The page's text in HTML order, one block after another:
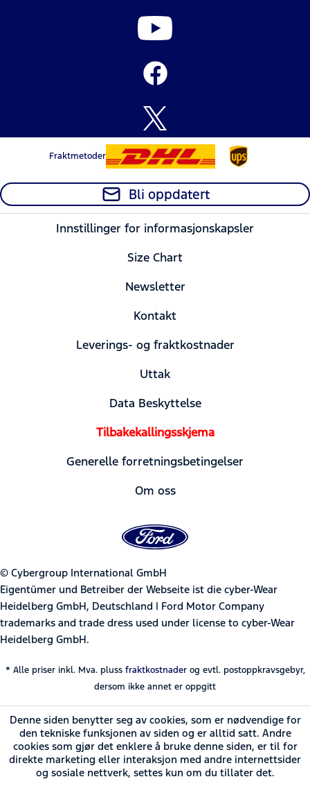
Fraktmetoder
Bli oppdatert
Innstillinger for informasjonskapsler
Size Chart
Newsletter
Kontakt
Leverings- og fraktkostnader
Uttak
Data Beskyttelse
Tilbakekallingsskjema
Generelle forretningsbetingelser
Om oss
© Cybergroup International GmbH
Eigentümer und Betreiber der Webseite ist die cyber-Wear
Heidelberg GmbH, Deutschland | Ford Motor Company
trademarks and trade dress used under license to cyber-Wear
Heidelberg GmbH.
* Alle priser inkl. Mva. pluss fraktkostnaderog evtl. postoppkravsgebyr,
dersom ikke annet er oppgitt
Denne siden benytter seg av cookies, som er nødvendige for
den tekniske funksjonen av siden og er alltid satt. Andre
cookies som gjør det enklere å bruke denne siden, er til for
direkte marketing eller interaksjon med andre internettsider
og sosiale nettverk, settes kun om du tillater det.